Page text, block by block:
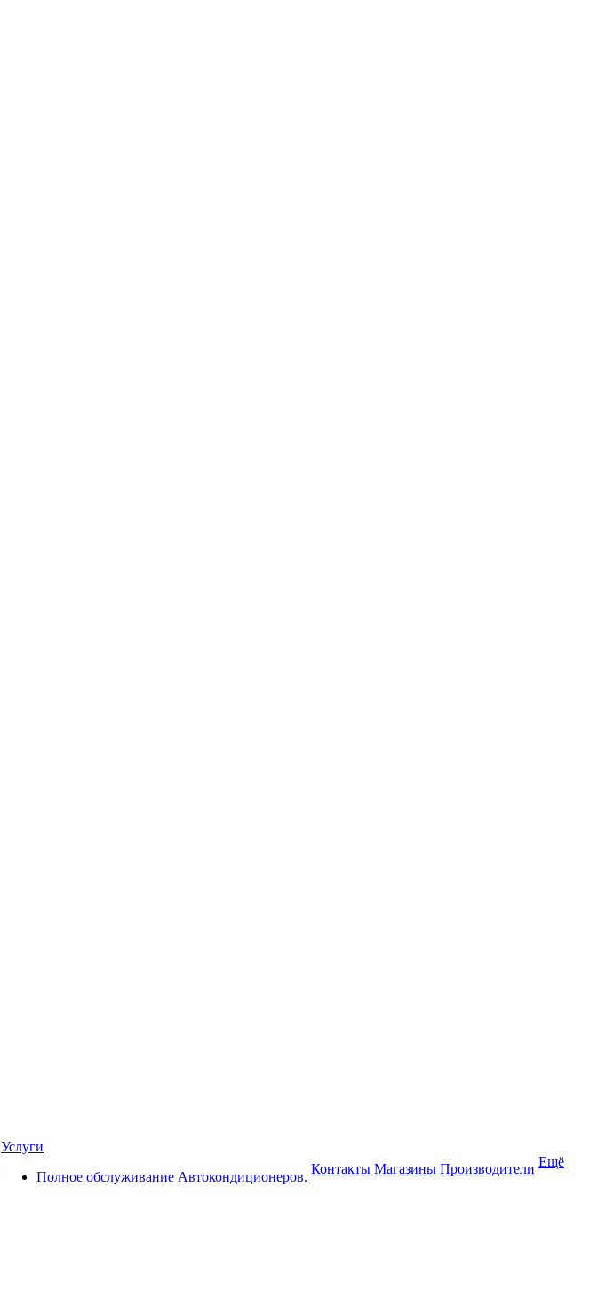
Услуги
Полное обслуживание Автокондиционеров.
Контакты Магазины Производители Ещё